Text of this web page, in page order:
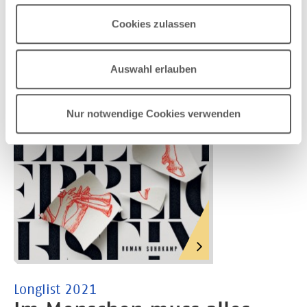
Cookies zulassen
Auswahl erlauben
Nur notwendige Cookies verwenden
Scheitern an der Realität mit einem faszinierend
eigenen Ton wieder neu. Europa wird in diesem Buch
größer, es wird aber noch keine Heimat.
Longlist 2021